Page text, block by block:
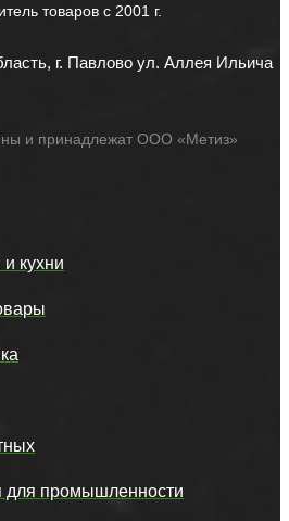
товаров c 2001 г.
г. Павлово ул. Аллея Ильича
и принадлежат ООО «Метиз»
кухни
для промышленности